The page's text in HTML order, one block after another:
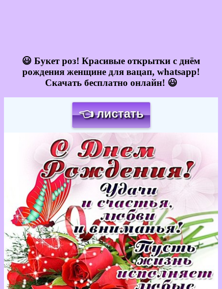
😃 Букет роз! Красивые открытки с днём
рождения женщине для вацап, whatsapp!
Скачать бесплатно онлайн! 😃
👈 листать
Загрузка картинки...